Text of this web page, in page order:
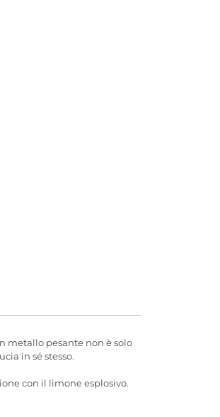
metallo pesante non è solo
in sé stesso.
con il limone esplosivo.